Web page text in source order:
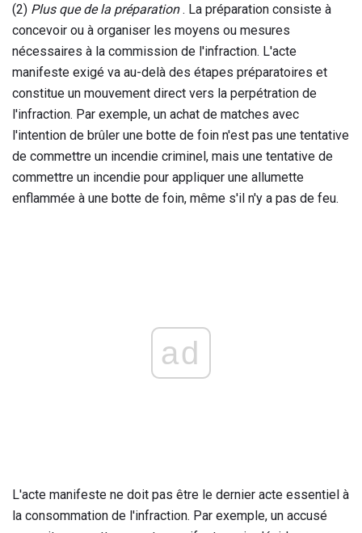
(2) Plus que de la préparation. La préparation consiste à
concevoir ou à organiser les moyens ou mesures
nécessaires à la commission de l'infraction. L'acte
manifeste exigé va au-delà des étapes préparatoires et
constitue un mouvement direct vers la perpétration de
l'infraction. Par exemple, un achat de matches avec
l'intention de brûler une botte de foin n'est pas une tentative
de commettre un incendie criminel, mais une tentative de
commettre un incendie pour appliquer une allumette
enflammée à une botte de foin, même s'il n'y a pas de feu.
ad
L'acte manifeste ne doit pas être le dernier acte essentiel à
la consommation de l'infraction. Par exemple, un accusé